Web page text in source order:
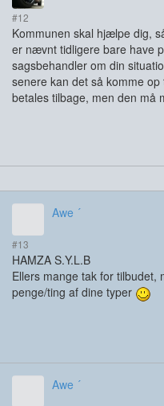
#12
Kommunen skal hjælpe dig,
er nævnt tidligere bare have
sagsbehandler om din
senere kan det så komme
betales tilbage, men den må
Awe ´
#13
HAMZA S.Y.L.B
Ellers mange tak for
penge/ting af dine typer
Awe ´